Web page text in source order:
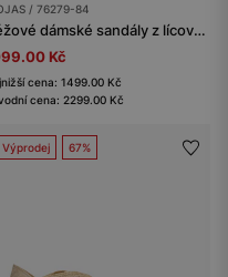
/ 76279-84
Béžové dámské sandály z lícové kůže
Kč
cena: 1499.00 Kč
cena: 2299.00 Kč
Výprodej 67%